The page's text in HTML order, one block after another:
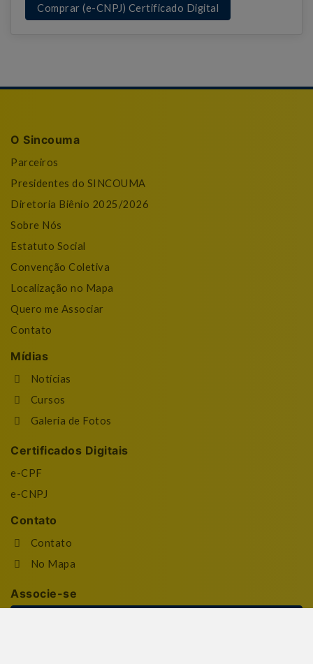
Comprar (e-CNPJ) Certificado Digital
O Sincouma
Parceiros
Presidentes do SINCOUMA
Diretoria Biênio 2025/2026
Sobre Nós
Estatuto Social
Convenção Coletiva
Localização no Mapa
Quero me Associar
Contato
Mídias
Notícias
Cursos
Galeria de Fotos
Certificados Digitais
e-CPF
e-CNPJ
Contato
Contato
No Mapa
Associe-se